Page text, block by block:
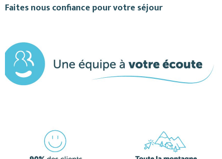
Faites nous confiance pour votre séjour